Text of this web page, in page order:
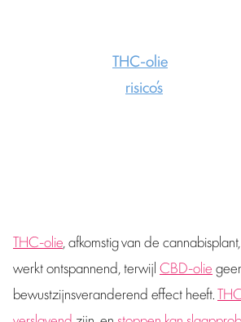
THC-olie
risico’s
THC-olie , afkomstig van de
werkt ontspannend, terwijlCBD-olie
bewustzijnsveranderend effect heeft.